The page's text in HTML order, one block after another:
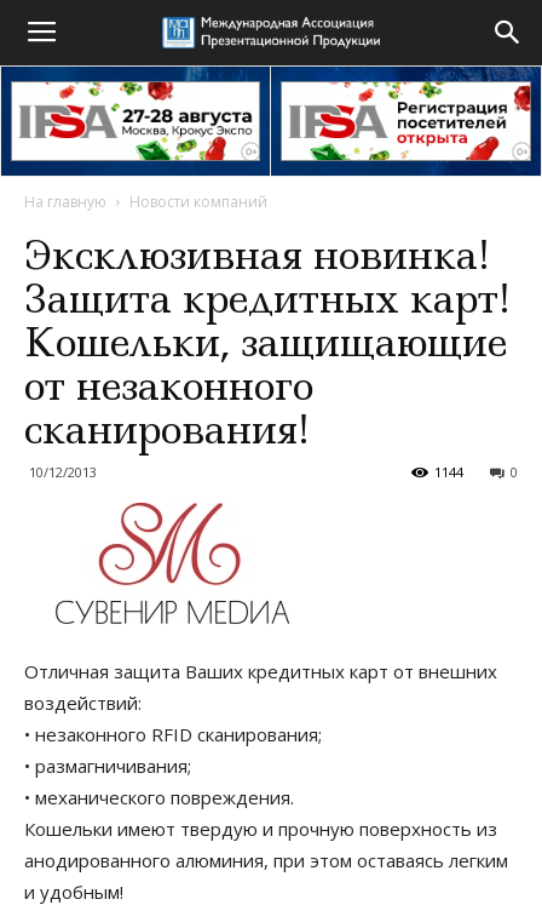
На главную Новости компаний
Эксклюзивная новинка!
Защита кредитных карт!
Кошельки, защищающие
от незаконного
сканирования!
10/12/2013 0
1144
Отличная защита Ваших кредитных карт от внешних
воздействий:
• незаконного RFID сканирования;
• размагничивания;
• механического повреждения.
Кошельки имеют твердую и прочную поверхность из
анодированного алюминия, при этом оставаясь легким
и удобным!